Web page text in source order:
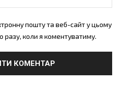
пошту та веб-сайт у цьому
разу, коли я коментуватиму.